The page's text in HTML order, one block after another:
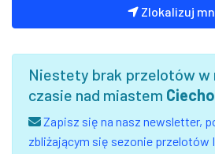
Zlokalizuj
Niestety brak przelotów w
czasie nad miastem
Zapisz się na nasz newsletter,
zbliżającym się sezonie przelotów